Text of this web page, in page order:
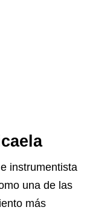
instrumentista
una de las
más